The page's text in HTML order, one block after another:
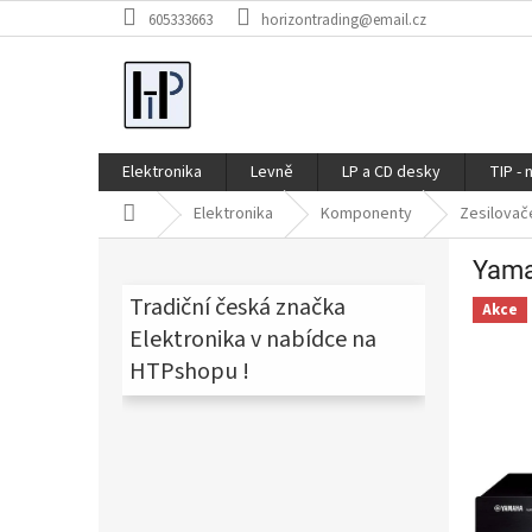
na
605333663 horizontrading@email.cz
Elektronika Levně LP a CD desky TIP -
Domů Elektronika Komponenty
Tradiční česká značka
Elektronika v nabídce na
HTPshopu !
Akce